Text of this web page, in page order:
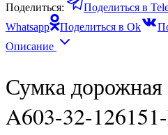
Поделиться: Поделиться в
Whatsapp
Поделиться в Ok
Описание
Сумка
A603-32-